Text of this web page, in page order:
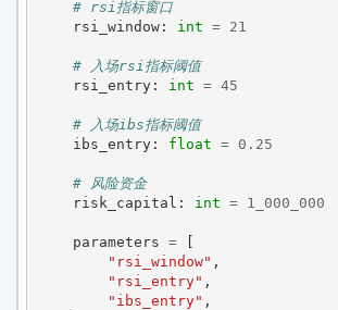
# rsi指标窗口
rsi_window: int = 21
# 入场rsi指标阈值
rsi_entry: int = 45
# 入场ibs指标阈值
ibs_entry: float = 0.25
# 风险资金
risk_capital : int = 1_000_000
parameters =
[
"rsi_window" ,
"rsi_entry" ,
"ibs_entry" ,